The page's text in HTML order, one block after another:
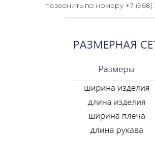
позвонить по номеру +7